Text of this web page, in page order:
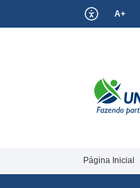
A+
Página Inicial